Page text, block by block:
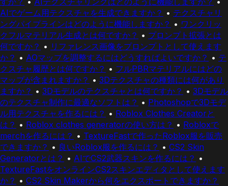
AIでゲーム用テクスチャを生成できますか？ • テクスチャリ
ングパイプラインはどのように機能しますか？ • ワンクリッ
クフルマテリアル生成とは何ですか？ • プロンプト拡張とは
何ですか？ • リファレンス画像をプロンプトとして使えます
か？ • AOマップを調整するにはどうすればよいですか？ • テ
クスチャ履歴とは何ですか？ • フルPBRマテリアルにはどの
マップが含まれますか？ • 3Dテクスチャの種類には何があり
ますか？ • 3Dモデルのテクスチャとは何ですか？ • 3Dモデル
のテクスチャ制作に最適なソフトは？ • Photoshopで3Dモデ
ル用テクスチャを作るには？ • Roblox Clothes Creatorと
は？ • Roblox clothes generatorの使い方は？ • Robloxで
merchを作るには？ • TextureFastで作ったRoblox服を販売
できますか？ • 良いRoblox服を作るには？ • CS2 Skin
Generatorとは？ • AIでCS2武器スキンを作るには？ •
TextureFastをオンラインCS2スキンエディタとして使えます
か？ • CS2 Skin Makerから何をエクスポートできますか？